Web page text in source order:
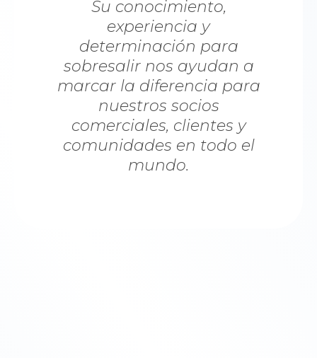
Su conocimiento,
experiencia y
determinación para
sobresalir nos ayudan a
marcar la diferencia para
nuestros socios
comerciales, clientes y
comunidades en todo el
mundo.